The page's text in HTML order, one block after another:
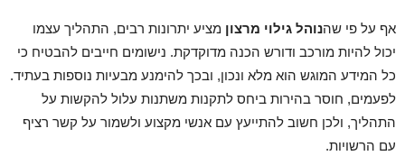
אף על פי שהנוהל גילוי מרצון מציע יתרונות רבים, התהליך עצמו
יכול להיות מורכב ודורש הכנה מדוקדקת. נישומים חייבים להבטיח כי
כל המידע המוגש הוא מלא ונכון, ובכך להימנע מבעיות נוספות בעתיד.
לפעמים, חוסר בהירות ביחס לתקנות משתנות עלול להקשות על
התהליך, ולכן חשוב להתייעץ עם אנשי מקצוע ולשמור על קשר רציף
עם הרשויות.